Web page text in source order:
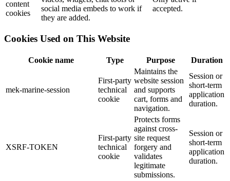
content
cookies
social media embeds to work if
they are added.
accepted.
Cookies Used on This Website
Cookie name Type Purpose Duration
mek-marine-session
First-party
technical
cookie
Maintains the
website session
and supports
cart, forms and
navigation.
Session or
short-term
application
duration.
XSRF-TOKEN
First-party
technical
cookie
Protects forms
against cross-
site request
forgery and
validates
legitimate
submissions.
Session or
short-term
application
duration.